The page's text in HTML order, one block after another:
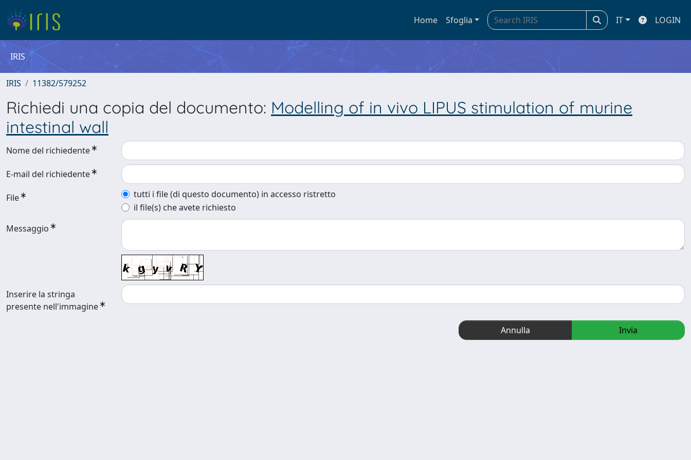
Home Sfoglia IT LOGIN
IRIS
IRIS 11382/579252
Richiedi una copia del documento: Modelling of in vivo LIPUS stimulation of murine
intestinal wall
Nome del richiedente
E-mail del richiedente
File
tutti i file (di questo documento) in accesso ristretto
il file(s) che avete richiesto
Messaggio
Inserire la stringa
presente nell'immagine
Annulla Invia